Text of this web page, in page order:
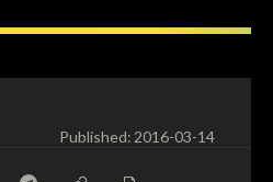
Published:2016-03-14